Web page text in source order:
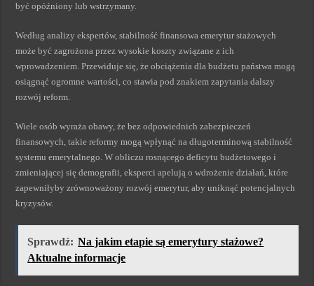
być opóźniony lub wstrzymany.
Według analizy ekspertów, stabilność finansowa emerytur stażowych
może być zagrożona przez wysokie koszty związane z ich
wprowadzeniem. Przewiduje się, że obciążenia dla budżetu państwa mogą
osiągnąć ogromne wartości, co stawia pod znakiem zapytania dalszy
rozwój reform.
Wiele osób wyraża obawy, że bez odpowiednich zabezpieczeń
finansowych, takie reformy mogą wpłynąć na długoterminową stabilność
systemu emerytalnego. W obliczu rosnącego deficytu budżetowego i
zmieniającej się demografii, eksperci apelują o wdrożenie działań, które
zapewniłyby zrównoważony rozwój emerytur, aby uniknąć potencjalnych
kryzysów.
Sprawdź: Na jakim etapie są emerytury stażowe?
Aktualne informacje